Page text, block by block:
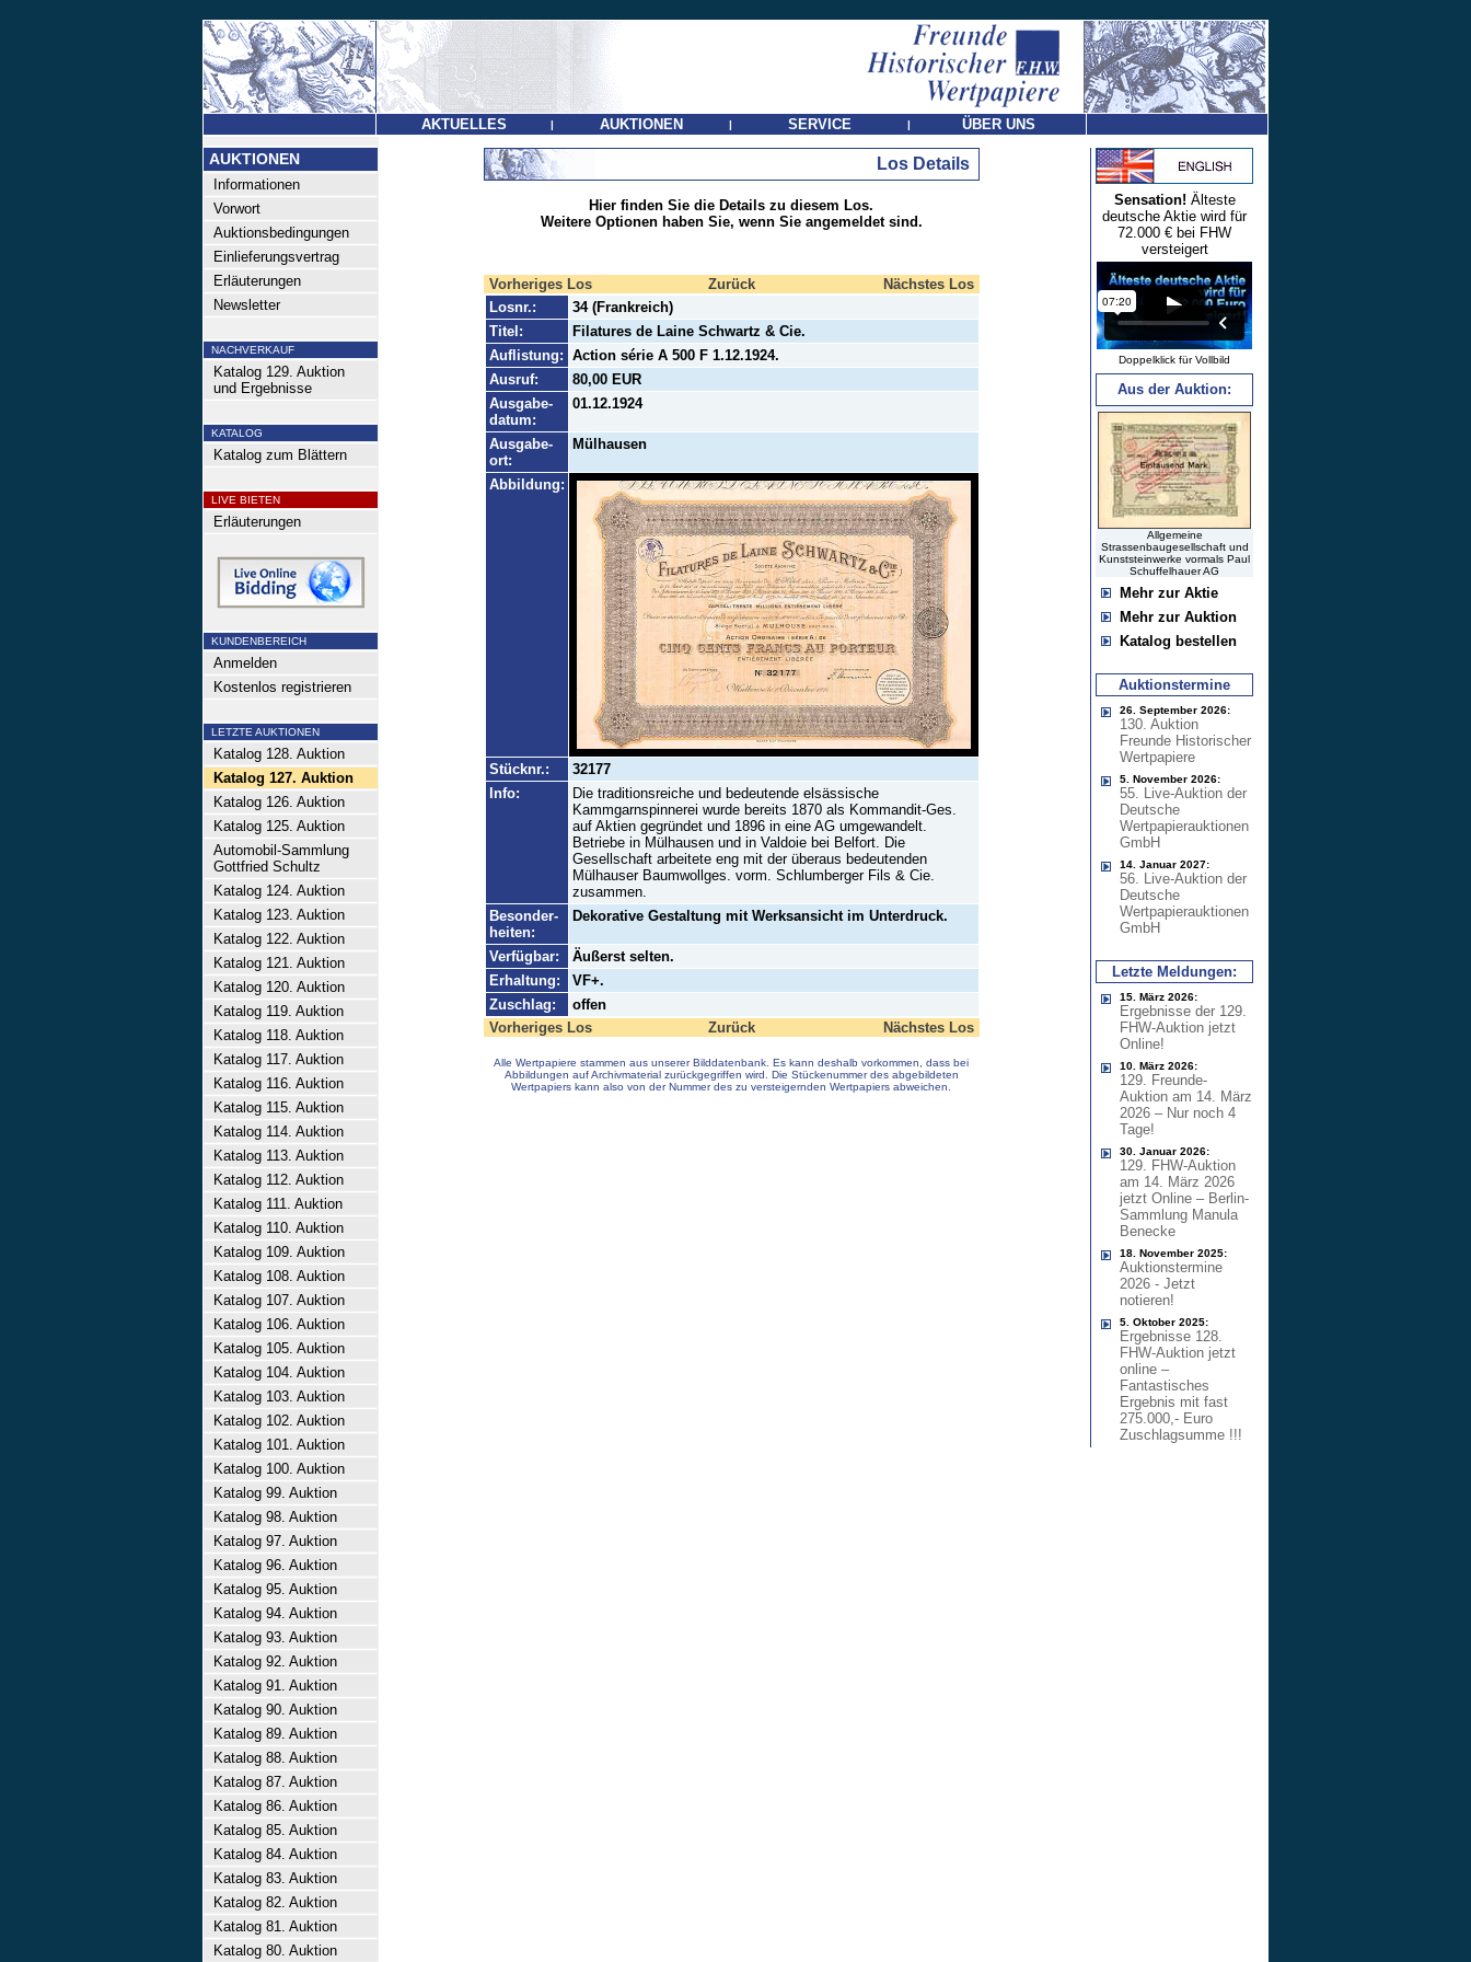
AKTUELLES | AUKTIONEN | SERVICE | ÜBER UNS
AUKTIONEN
Informationen
Vorwort
Auktionsbedingungen
Einlieferungsvertrag
Erläuterungen
Newsletter
NACHVERKAUF
Katalog 129. Auktion
und Ergebnisse
KATALOG
Katalog zum Blättern
LIVE BIETEN
Erläuterungen
KUNDENBEREICH
Anmelden
Kostenlos registrieren
LETZTE AUKTIONEN
Katalog 128. Auktion
Katalog 127. Auktion
Katalog 126. Auktion
Katalog 125. Auktion
Automobil-Sammlung
Gottfried Schultz
Katalog 124. Auktion
Katalog 123. Auktion
Katalog 122. Auktion
Katalog 121. Auktion
Katalog 120. Auktion
Katalog 119. Auktion
Katalog 118. Auktion
Katalog 117. Auktion
Katalog 116. Auktion
Katalog 115. Auktion
Katalog 114. Auktion
Katalog 113. Auktion
Katalog 112. Auktion
Katalog 111. Auktion
Katalog 110. Auktion
Katalog 109. Auktion
Katalog 108. Auktion
Katalog 107. Auktion
Katalog 106. Auktion
Katalog 105. Auktion
Katalog 104. Auktion
Katalog 103. Auktion
Katalog 102. Auktion
Katalog 101. Auktion
Katalog 100. Auktion
Katalog 99. Auktion
Katalog 98. Auktion
Katalog 97. Auktion
Katalog 96. Auktion
Katalog 95. Auktion
Katalog 94. Auktion
Katalog 93. Auktion
Katalog 92. Auktion
Katalog 91. Auktion
Katalog 90. Auktion
Katalog 89. Auktion
Katalog 88. Auktion
Katalog 87. Auktion
Katalog 86. Auktion
Katalog 85. Auktion
Katalog 84. Auktion
Katalog 83. Auktion
Katalog 82. Auktion
Katalog 81. Auktion
Katalog 80. Auktion
Los Details
Hier finden Sie die Details zu diesem Los.
Weitere Optionen haben Sie, wenn Sie angemeldet sind.
Vorheriges Los Zurück
Nächstes Los
Losnr.:
34 (Frankreich)
Titel:
Filatures de Laine Schwartz & Cie.
Auflistung: Action série A 500 F 1.12.1924.
Ausruf:
80,00 EUR
Ausgabe-
datum:
01.12.1924
Ausgabe-
ort:
Mülhausen
Abbildung:
Stücknr.:
32177
Info:
Die traditionsreiche und bedeutende elsässische
Kammgarnspinnerei wurde bereits 1870 als Kommandit-Ges.
auf Aktien gegründet und 1896 in eine AG umgewandelt.
Betriebe in Mülhausen und in Valdoie bei Belfort. Die
Gesellschaft arbeitete eng mit der überaus bedeutenden
Mülhauser Baumwollges. vorm. Schlumberger Fils & Cie.
zusammen.
Besonder-
heiten:
Dekorative Gestaltung mit Werksansicht im Unterdruck.
Verfügbar:
Äußerst selten.
Erhaltung:
VF+.
Zuschlag:
offen
Vorheriges Los
Zurück Nächstes Los
Alle Wertpapiere stammen aus unserer Bilddatenbank. Es kann deshalb vorkommen, dass bei
Abbildungen auf Archivmaterial zurückgegriffen wird. Die Stückenummer des abgebildeten
Wertpapiers kann also von der Nummer des zu versteigernden Wertpapiers abweichen.
Sensation! Älteste
deutsche Aktie wird für
72.000 € bei FHW
versteigert
Doppelklick für Vollbild
Aus der Auktion:
Allgemeine
Strassenbaugesellschaft und
Kunststeinwerke vormals Paul
Schuffelhauer AG
Mehr zur Aktie
Mehr zur Auktion
Katalog bestellen
Auktionstermine
26. September 2026:
130. Auktion
Freunde Historischer
Wertpapiere
5. November 2026:
55. Live-Auktion der
Deutsche
Wertpapierauktionen
GmbH
14. Januar 2027:
56. Live-Auktion der
Deutsche
Wertpapierauktionen
GmbH
Letzte Meldungen:
15. März 2026:
Ergebnisse der 129.
FHW-Auktion jetzt
Online!
10. März 2026:
129. Freunde-
Auktion am 14. März
2026 – Nur noch 4
Tage!
30. Januar 2026:
129. FHW-Auktion
am 14. März 2026
jetzt Online – Berlin-
Sammlung Manula
Benecke
18. November 2025:
Auktionstermine
2026 - Jetzt
notieren!
5. Oktober 2025:
Ergebnisse 128.
FHW-Auktion jetzt
online –
Fantastisches
Ergebnis mit fast
275.000,- Euro
Zuschlagsumme !!!